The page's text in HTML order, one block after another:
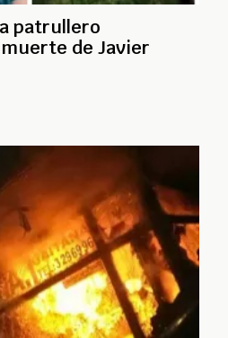
patrullero
de Javier